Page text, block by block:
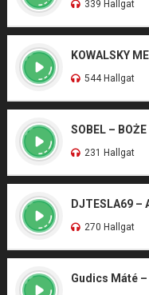
339 Hallgat
544 Hallgat
SOBEL –
231 Hallgat
DJTESLA69 –
270 Hallgat
Gudics Máté